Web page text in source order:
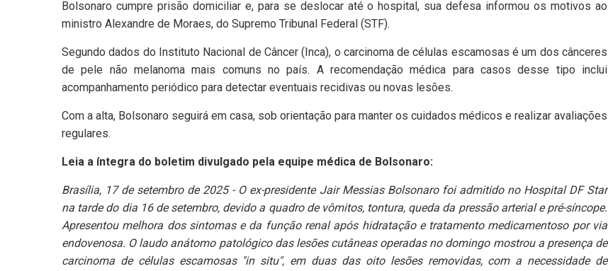
Bolsonaro cumpre prisão domiciliar e, para se deslocar até o hospital, sua defesa informou os motivos ao
ministro Alexandre de Moraes, do Supremo Tribunal Federal (STF).
Segundo dados do Instituto Nacional de Câncer (Inca), o carcinoma de células escamosas é um dos cânceres
de pele não melanoma mais comuns no país. A recomendação médica para casos desse tipo inclui
acompanhamento periódico para detectar eventuais recidivas ou novas lesões.
Com a alta, Bolsonaro seguirá em casa, sob orientação para manter os cuidados médicos e realizar avaliações
regulares.
Leia a íntegra do boletim divulgado pela equipe médica de Bolsonaro:
Brasília, 17 de setembro de 2025 - O ex-presidente Jair Messias Bolsonaro foi admitido no Hospital DF Star
na tarde do dia 16 de setembro, devido a quadro de vômitos, tontura, queda da pressão arterial e pré-síncope.
Apresentou melhora dos sintomas e da função renal após hidratação e tratamento medicamentoso por via
endovenosa. O laudo anátomo patológico das lesões cutâneas operadas no domingo mostrou a presença de
carcinoma de células escamosas "in situ", em duas das oito lesões removidas, com a necessidade de